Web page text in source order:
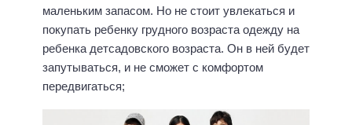
маленьким запасом. Но не стоит увлекаться и
покупать ребенку грудного возраста одежду на
ребенка детсадовского возраста. Он в ней будет
запутываться, и не сможет с комфортом
передвигаться;